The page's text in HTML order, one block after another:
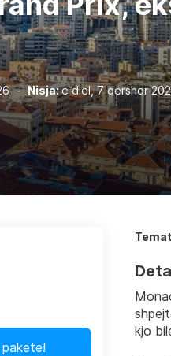
- Nisja:e diel, 7 qershor
Temat
kjo